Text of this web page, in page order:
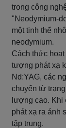
trong công
"Neodymium-
một tinh thể
neodymium.
Cách thức
tượng phát xạ
Nd:YAG, các
chuyển từ
lượng cao. Khi
phát xạ ra ánh
tập trung.